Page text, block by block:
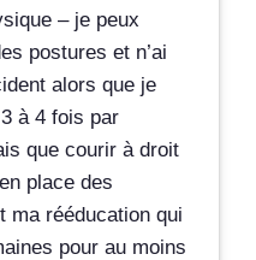
– je peux
postures et n’ai
alors que je
à 4 fois par
que courir à droit
place des
ma rééducation qui
pour au moins